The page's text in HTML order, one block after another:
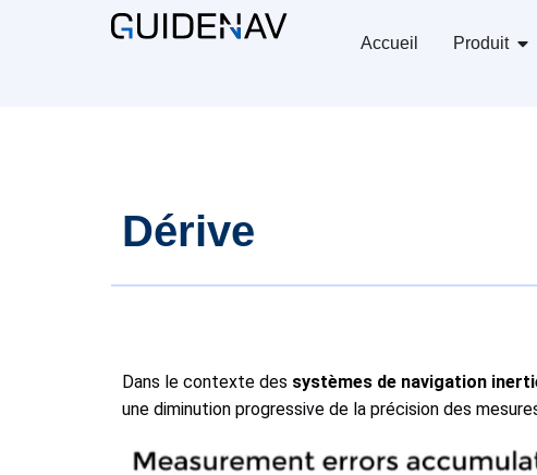
Accueil Produit
Dérive
Dans le contexte des systèmes de navigation
une diminution progressive de la précision des